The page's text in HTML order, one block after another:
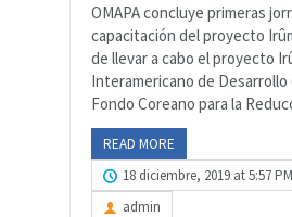
OMAPA concluye primeras
capacitación del proyecto
de llevar a cabo el proyecto
Interamericano de Desarrollo
Fondo Coreano para la
READ MORE
18 diciembre, 2019 at 5:57 PM
admin